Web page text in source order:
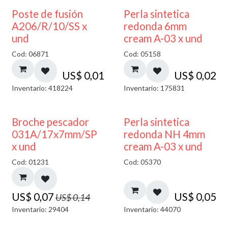
Poste de fusión
A206/R/10/SS x
und
Cod: 06871
US$ 0,01
Inventario: 418224
Perla sintetica
redonda 6mm
cream A-03 x und
Cod: 05158
US$ 0,02
Inventario: 175831
50% DESCUENTO
Broche pescador
031A/17x7mm/SP
x und
Cod: 01231
US$ 0,07US$0,14
Inventario: 29404
Perla sintetica
redonda NH 4mm
cream A-03 x und
Cod: 05370
US$ 0,05
Inventario: 44070